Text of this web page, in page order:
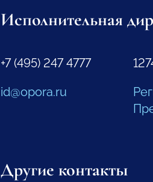
Исполнительная
+7 (495) 247 4777
id@opora.ru
Другие контакты